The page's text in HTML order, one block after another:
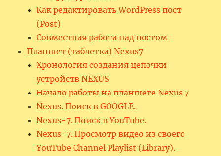
Как редактировать WordPress пост
(Post)
Совместная работа над постом
Планшет (таблетка) Nexus7
Хронология создания цепочки
устройств NEXUS
Начало работы на планшете Nexus 7
Nexus. Поиск в GOOGLE.
Nexus-7. Поиск в YouTube.
Nexus-7. Просмотр видео из своего
YouTube Channel Playlist (Library).